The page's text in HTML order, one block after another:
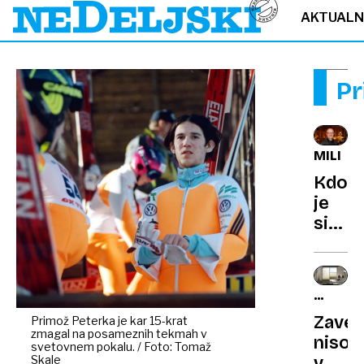
Primož Peterka je kar 15-krat
zmagal na posameznih tekmah v
svetovnem pokalu. / Foto: Tomaž
Skale
Kdo
je
sin
ki
stoji
za
FOLIJE
niso